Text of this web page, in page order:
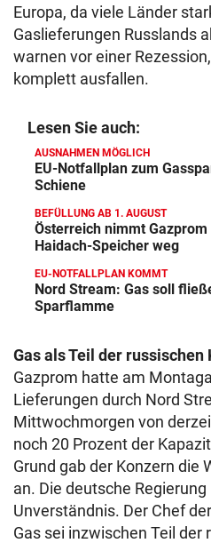
Europa, da viele Länder
Gaslieferungen Russlands
warnen vor einer
komplett ausfallen.
Lesen Sie auch:
AUSNAHMEN MÖGLICH
EU-Notfallplan zum
Schiene
BEFÜLLUNG AB 1. AUGUST
Österreich nimmt Gazprom
Haidach-Speicher weg
EU-NOTFALLPLAN KOMMT
Nord Stream: Gas soll
Sparflamme
Gas als Teil der
Gazprom hatte am
Lieferungen durch Nord
Mittwochmorgen von
noch 20 Prozent der
Grund gab der Konzern die
an. Die deutsche
Unverständnis. Der Chef
Gas sei inzwischen Teil